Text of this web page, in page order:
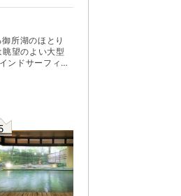
所湖のほとり
ンドサーフィ
にある「手つな
観光拠点として
連れや若者の姿